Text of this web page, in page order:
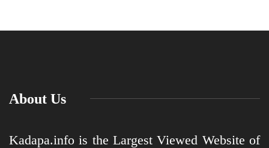
About Us
Kadapa.info is the Largest Viewed Website of